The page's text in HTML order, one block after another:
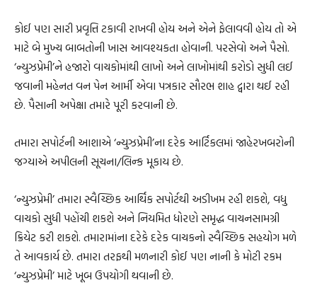
કોઈ પણ સારી પ્રવૃત્તિ ટકાવી રાખવી હોય અને એને ફેલાવવી હોય તો એ
માટે બે મુખ્ય બાબતોની ખાસ આવશ્યકતા હોવાની. પરસેવો અને પૈસો.
‘ન્યુઝપ્રેમી’ને હજારો વાચકોમાંથી લાખો અને લાખોમાંથી કરોડો સુધી લઈ
જવાની મહેનત વન પેન આર્મી એવા પત્રકાર સૌરભ શાહ દ્વારા થઈ રહી
છે. પૈસાની અપેક્ષા તમારે પૂરી કરવાની છે.
તમારા સપોર્ટની આશાએ ‘ન્યુઝપ્રેમી’ના દરેક આર્ટિકલમાં જાહેરખબરોની
જગ્યાએ અપીલની સૂચના/લિન્ક મૂકાય છે.
‘ન્યુઝપ્રેમી’ તમારા સ્વૈચ્છિક આર્થિક સપોર્ટથી અડીખમ રહી શકશે, વધુ
વાચકો સુધી પહોંચી શકશે અને નિયમિત ધોરણે સમૃદ્ધ વાચનસામગ્રી
ક્રિયેટ કરી શકશે. તમારામાંના દરેકે દરેક વાચકનો સ્વૈચ્છિક સહયોગ મળે
તે આવકાર્ય છે. તમારા તરફથી મળનારી કોઈ પણ નાની કે મોટી રકમ
‘ન્યુઝપ્રેમી’ માટે ખૂબ ઉપયોગી થવાની છે.